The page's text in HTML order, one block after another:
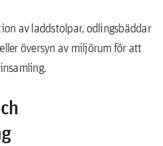
av laddstolpar, odlingsbäddar
översyn av miljörum för att